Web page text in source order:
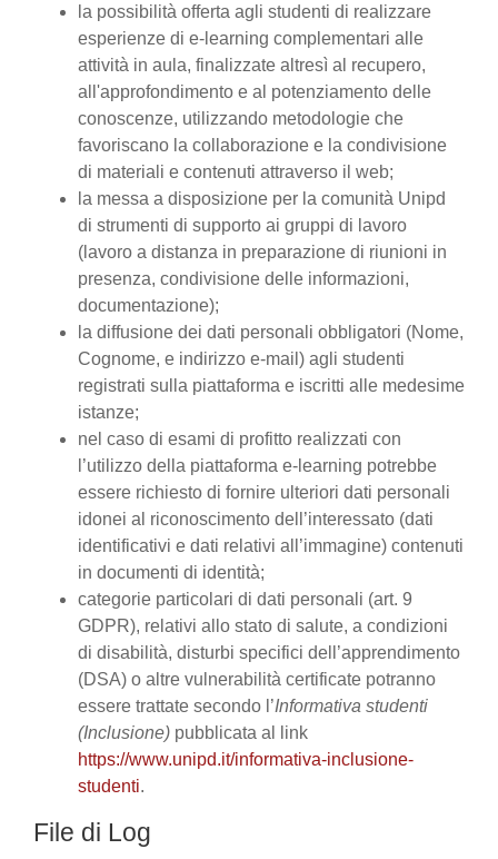
la possibilità offerta agli studenti di realizzare
esperienze di e-learning complementari alle
attività in aula, finalizzate altresì al recupero,
all'approfondimento e al potenziamento delle
conoscenze, utilizzando metodologie che
favoriscano la collaborazione e la condivisione
di materiali e contenuti attraverso il web;
la messa a disposizione per la comunità Unipd
di strumenti di supporto ai gruppi di lavoro
(lavoro a distanza in preparazione di riunioni in
presenza, condivisione delle informazioni,
documentazione);
la diffusione dei dati personali obbligatori (Nome,
Cognome, e indirizzo e-mail) agli studenti
registrati sulla piattaforma e iscritti alle medesime
istanze;
nel caso di esami di profitto realizzati con
l’utilizzo della piattaforma e-learning potrebbe
essere richiesto di fornire ulteriori dati personali
idonei al riconoscimento dell’interessato (dati
identificativi e dati relativi all’immagine) contenuti
in documenti di identità;
categorie particolari di dati personali (art. 9
GDPR), relativi allo stato di salute, a condizioni
di disabilità, disturbi specifici dell’apprendimento
(DSA) o altre vulnerabilità certificate potranno
essere trattate secondo l’Informativa studenti
(Inclusione) pubblicata al link
https://www.unipd.it/informativa-inclusione-
studenti.
File di Log